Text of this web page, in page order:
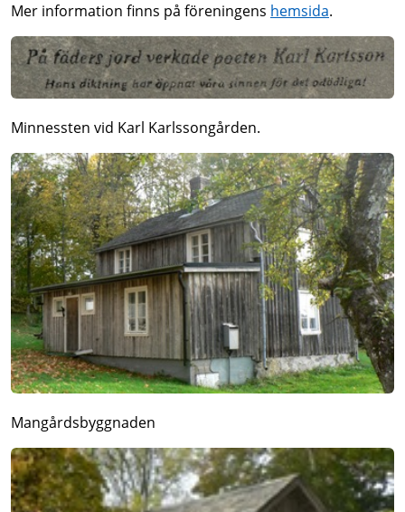
Mer information finns på föreningens hemsida.
Minnessten vid Karl Karlssongården.
Mangårdsbyggnaden